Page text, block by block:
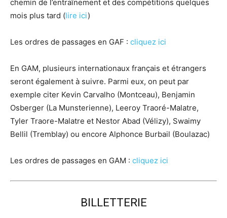
chemin de l’entraînement et des compétitions quelques
mois plus tard (lire ici)
Les ordres de passages en GAF : cliquez ici
En GAM, plusieurs internationaux français et étrangers
seront également à suivre. Parmi eux, on peut par
exemple citer Kevin Carvalho (Montceau), Benjamin
Osberger (La Munsterienne), Leeroy Traoré-Malatre,
Tyler Traore-Malatre et Nestor Abad (Vélizy), Swaimy
Bellil (Tremblay) ou encore Alphonce Burbail (Boulazac)
Les ordres de passages en GAM : cliquez ici
BILLETTERIE